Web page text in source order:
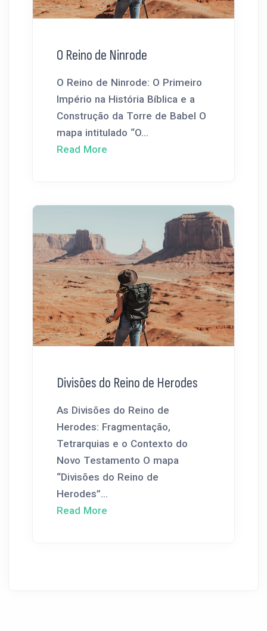
O Reino de Ninrode
O Reino de Ninrode: O Primeiro
Império na História Bíblica e a
Construção da Torre de Babel O
mapa intitulado “O...
Read More
Divisões do Reino de Herodes
As Divisões do Reino de
Herodes: Fragmentação,
Tetrarquias e o Contexto do
Novo Testamento O mapa
“Divisões do Reino de
Herodes”...
Read More